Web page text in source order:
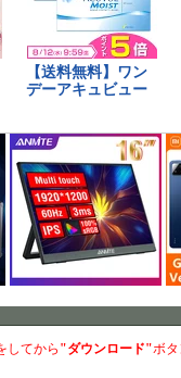
してから "ダウンロード"ボ